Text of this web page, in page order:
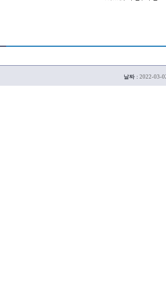
날짜 : 2022-03-